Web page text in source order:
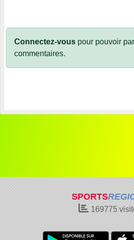
Connectez-vous pour pouvoir
commentaires.
SPORTS
169775